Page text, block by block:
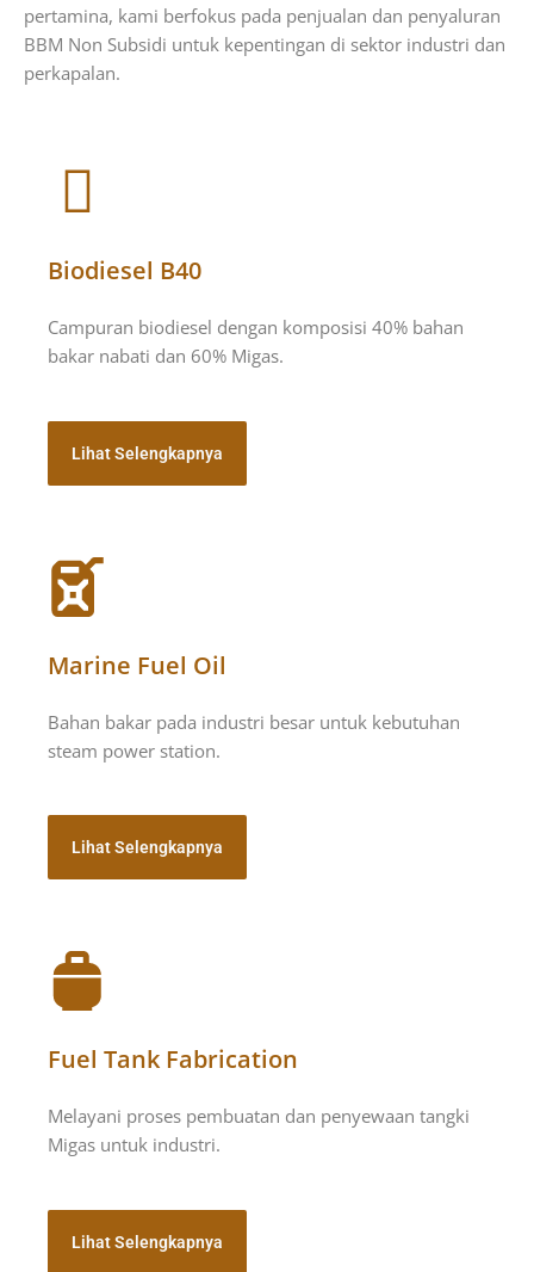
pertamina, kami berfokus pada penjualan dan penyaluran
BBM Non Subsidi untuk kepentingan di sektor industri dan
perkapalan.
Biodiesel B40
Campuran biodiesel dengan komposisi 40% bahan
bakar nabati dan 60% Migas.
Lihat Selengkapnya
Marine Fuel Oil
Bahan bakar pada industri besar untuk kebutuhan
steam power station.
Lihat Selengkapnya
Fuel Tank Fabrication
Melayani proses pembuatan dan penyewaan tangki
Migas untuk industri.
Lihat Selengkapnya